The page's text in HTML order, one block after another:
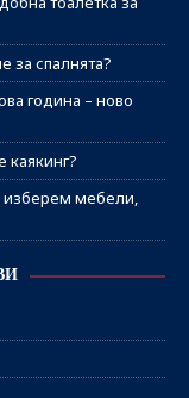
за спалнята?
година – ново
каякинг?
изберем мебели,